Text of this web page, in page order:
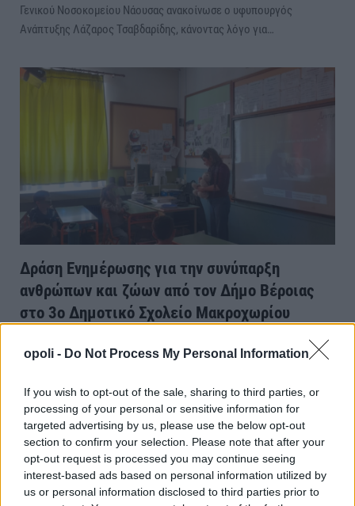
opoli - Do Not Process My Personal Information
If you wish to opt-out of the sale, sharing to third parties, or
processing of your personal or sensitive information for
targeted advertising by us, please use the below opt-out
section to confirm your selection. Please note that after your
opt-out request is processed you may continue seeing
interest-based ads based on personal information utilized by
us or personal information disclosed to third parties prior to
Γενικού Νοσοκομείου Νάουσας ανακοίνωσε ο υφυπουργός
Ανάπτυξης Λάζαρος Τσαβδαρίδης, κάνοντας λόγο για…
Δράση Ενημέρωσης για την συνύπαρξη
ανθρώπων και ζώων από τον Δήμο Βέροιας
στο 3ο Δημοτικό Σχολείο Μακροχωρίου
Δήμος Βέροιας, μέσω του Κέντρου Κοινότητας με Παράρτημα Ρομά
και Κέντρο Ένταξης…